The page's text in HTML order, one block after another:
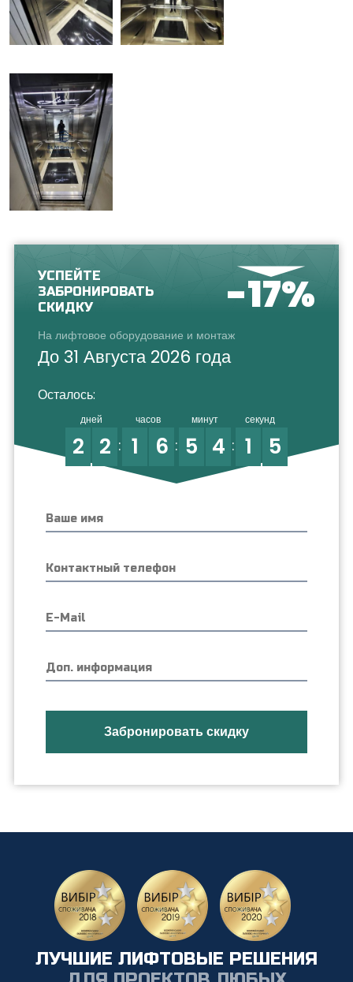
УСПЕЙТЕ
ЗАБРОНИРОВАТЬ
СКИДКУ
-17%
На лифтовое оборудование и монтаж
До 31 Августа 2026 года
Осталось:
дней
2 2
часов
1 6
минут
5 4
секунд
1 5
ЛУЧШИЕ ЛИФТОВЫЕ РЕШЕНИЯ